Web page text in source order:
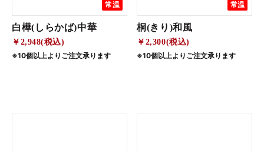
常温
白樺(しらかば)中華
￥2,948(税込)
※10個以上よりご注文承ります
常温
桐(きり)和風
￥2,300(税込)
※10個以上よりご注文承ります